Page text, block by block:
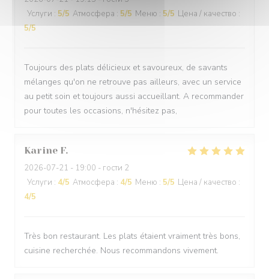
Услуги : 5/5 Атмосфера : 5/5 Меню : 5/5 Цена / качество :
5/5
Toujours des plats délicieux et savoureux, de savants
mélanges qu'on ne retrouve pas ailleurs, avec un service
au petit soin et toujours aussi accueillant. A recommander
pour toutes les occasions, n'hésitez pas,
Karine F
2026-07-21 - 19:00 - гости 2
Услуги : 4/5 Атмосфера : 4/5 Меню : 5/5 Цена / качество :
4/5
Très bon restaurant. Les plats étaient vraiment très bons,
cuisine recherchée. Nous recommandons vivement.